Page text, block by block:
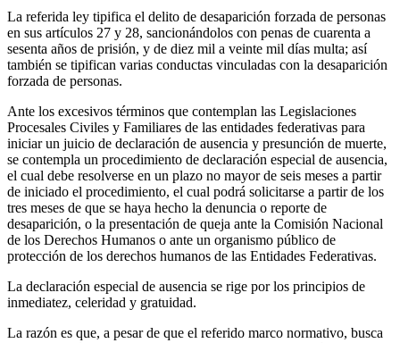
Whatsapp
Linkedin
La referida ley tipifica el delito de desaparición forzada de personas
en sus artículos 27 y 28, sancionándolos con penas de cuarenta a
sesenta años de prisión, y de diez mil a veinte mil días multa; así
también se tipifican varias conductas vinculadas con la desaparición
forzada de personas.
Ante los excesivos términos que contemplan las Legislaciones
Procesales Civiles y Familiares de las entidades federativas para
iniciar un juicio de declaración de ausencia y presunción de muerte,
se contempla un procedimiento de declaración especial de ausencia,
el cual debe resolverse en un plazo no mayor de seis meses a partir
de iniciado el procedimiento, el cual podrá solicitarse a partir de los
tres meses de que se haya hecho la denuncia o reporte de
desaparición, o la presentación de queja ante la Comisión Nacional
de los Derechos Humanos o ante un organismo público de
protección de los derechos humanos de las Entidades Federativas.
La declaración especial de ausencia se rige por los principios de
inmediatez, celeridad y gratuidad.
La razón es que, a pesar de que el referido marco normativo, busca